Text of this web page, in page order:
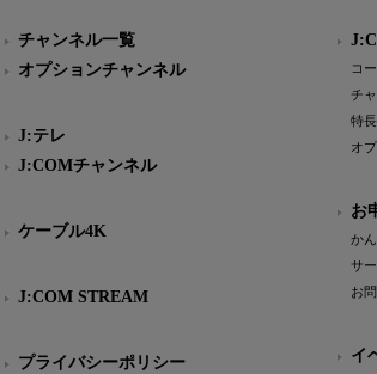
チャンネル一覧
オプションチャンネル
J:テレ
J:COMチャンネル
ケーブル4K
J:COM STREAM
プライバシーポリシー
コ
チ
特長
オ
お
か
サ
お
イ